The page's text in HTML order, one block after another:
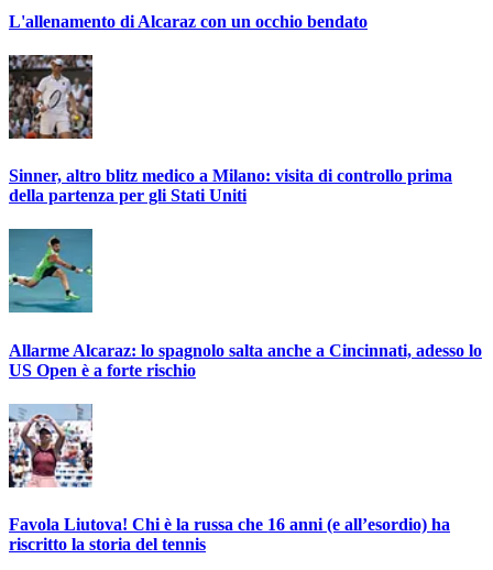
L'allenamento di Alcaraz con un occhio bendato
Sinner, altro blitz medico a Milano: visita di controllo prima
della partenza per gli Stati Uniti
Allarme Alcaraz: lo spagnolo salta anche a Cincinnati, adesso lo
US Open è a forte rischio
Favola Liutova! Chi è la russa che 16 anni (e all’esordio) ha
riscritto la storia del tennis